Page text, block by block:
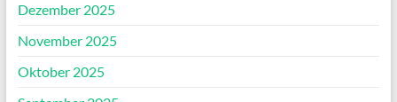
Dezember 2025
November 2025
Oktober 2025